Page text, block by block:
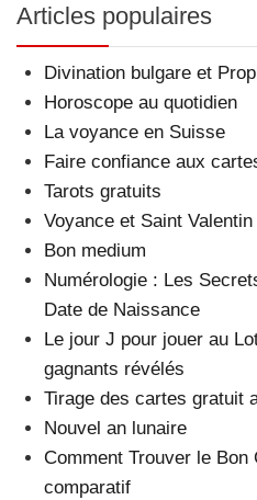
Articles populaires
Divination bulgare et
Horoscope au quotidien
La voyance en Suisse
Faire confiance aux
Tarots gratuits
Voyance et Saint Valentin
Bon medium
Numérologie : Les
Date de Naissance
Le jour J pour jouer au
gagnants révélés
Tirage des cartes gratuit
Nouvel an lunaire
Comment Trouver le
comparatif